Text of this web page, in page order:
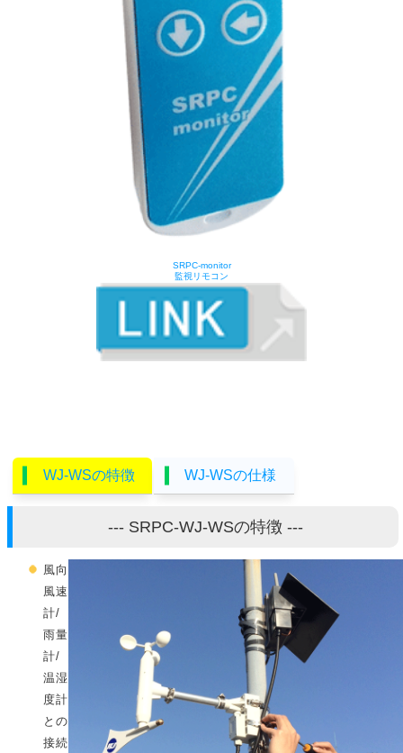
SRPC-monitor
監視リモコン
WJ-WSの特徴 WJ-WSの仕様
--- SRPC-WJ-WSの特徴 ---
風向
風速
計/
雨量
計/
温湿
度計
との
接続